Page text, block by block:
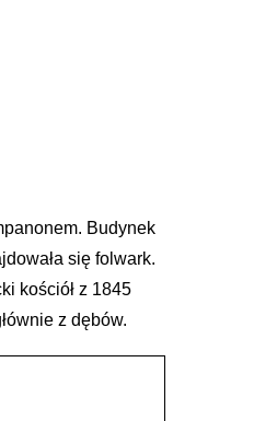
Budynek
się folwark.
kościół z 1845
z dębów.